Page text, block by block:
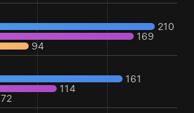
210
169
94
161
114
72